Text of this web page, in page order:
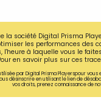
la société Digital Prisma
les performances des
l'heure à laquelle vous le
en savoir plus sur ces
par Digital Prisma Playerspour
désinscrire en utilisant le lien de
vos droits, prenez connaissance de